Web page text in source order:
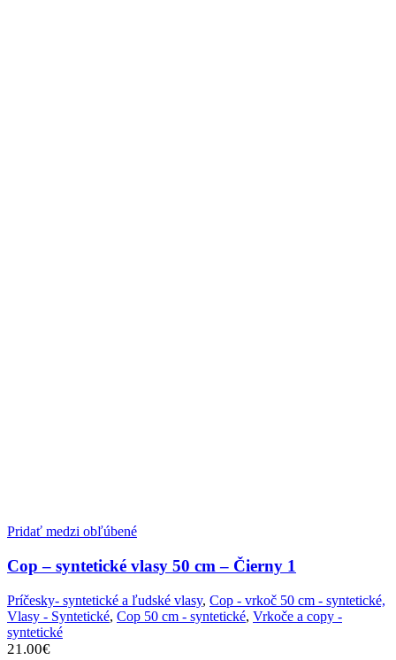
Pridať medzi obľúbené
Cop – syntetické vlasy 50 cm – Čierny 1
Príčesky- syntetické a ľudské vlasy, Cop - vrkoč 50 cm - syntetické,
Vlasy - Syntetické, Cop 50 cm - syntetické, Vrkoče a copy -
syntetické
21.00€